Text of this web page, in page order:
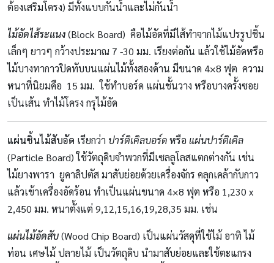
ต้องเสริมโครง) มีทั้งแบบกันน้ำและไม่กันน้ำ
ไม้อัดไส้ระแนง(Block Board) คือไม้อัดที่มีไส้ทำจากไม้แปรรูปชิ้น
เล็กๆ ยาวๆ กว้างประมาณ 7 -30 มม. เรียงต่อกัน แล้วใช้ไม้อัดหรือ
ไม้บางทากาวปิดทับบนแผ่นไม้ทั้งสองด้าน มีขนาด 4×8 ฟุต ความ
หนาที่นิยมคือ 15 มม. ใช้ทำบอร์ด แผ่นชั้นวาง หรือบางครั้งซอย
เป็นเส้น ทำไม้โครง กรุไม้อัด
แผ่นชิ้นไม้สับอัด เรียกว่า ปาร์ติเคิลบอร์ดหรือ แผ่นปาร์ติเคิล
(Particle Board) ใช้วัตถุดิบจำพวกที่มีเซลลูโลสแตกต่างกัน เช่น
ไม้ยางพารา ยูคาลิปตัส มาสับย่อยด้วยเครื่องจักร คลุกเคล้ากับกาว
แล้วเข้าเครื่องอัดร้อน ทำเป็นแผ่นขนาด 4×8 ฟุต หรือ 1,230 x
2,450 มม. หนาตั้งแต่ 9,12,15,16,19,28,35 มม. เช่น
แผ่นไม้อัดสับ(Wood Chip Board) เป็นแผ่นวัสดุที่ใช้ไม้ อาทิ ไม้
ท่อน เศษไม้ ปลายไม้ เป็นวัตถุดิบ นำมาสับย่อยและใช้ตะแกรง